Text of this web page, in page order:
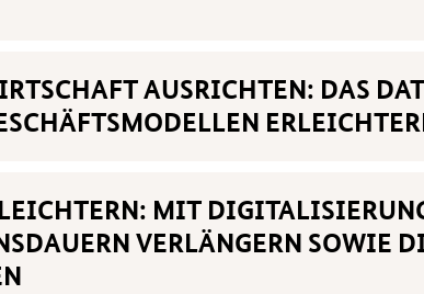
AUSRICHTEN: DAS
MIT
VERLÄNGERN SOWIE